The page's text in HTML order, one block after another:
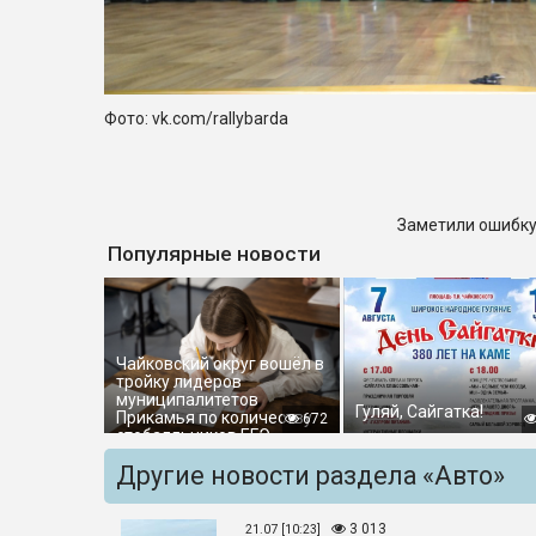
Фото: vk.com/rallybarda
Заметили
Популярные новости
Чайковский округ вошёл в
тройку лидеров
муниципалитетов
Прикамья по количеству
стобалльников ЕГЭ
672 Гуляй, Сайгатка!
Другие новости раздела «Авто»
21.07 [10:23] 3 013